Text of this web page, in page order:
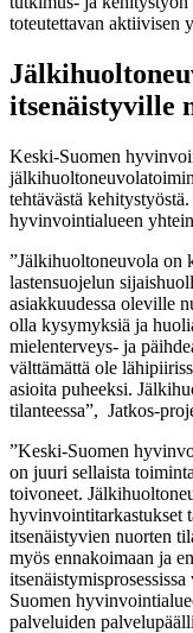
toteutettavan aktiivisen
itsenäistyville
Keski-Suomen
tehtävästä
hyvinvointialueen
”Jälkihuoltoneuvola on
lastensuojelun
asiakkuudessa oleville
olla kysymyksiä ja
mielenterveys- ja
välttämättä ole
asioita puheeksi.
tilanteessa”, Jatkos-
”Keski-Suomen
on juuri sellaista
toivoneet.
hyvinvointitarkastukset
itsenäistyvien nuorten
myös ennakoimaan ja
Suomen
palveluiden